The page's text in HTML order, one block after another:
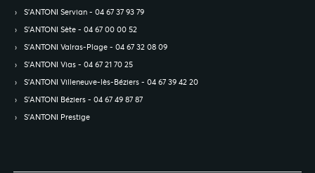
S’ANTONI Servian - 04 67 37 93 79
S’ANTONI Sète - 04 67 00 00 52
S’ANTONI Valras-Plage - 04 67 32 08 09
S’ANTONI Vias - 04 67 21 70 25
S’ANTONI Villeneuve-lès-Béziers - 04 67 39 42 20
S’ANTONI Béziers - 04 67 49 87 87
S’ANTONI Prestige